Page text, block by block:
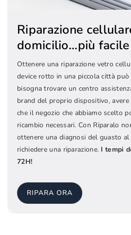
Riparazione
domicilio...più
Ottenere una riparazione vetro
device rotto in una piccola città
bisogna trovare un centro
brand del proprio dispositivo,
che il negozio che abbiamo scelto
ricambio necessari. Con Riparalo
ottenere una diagnosi del guasto
richiedere una riparazione. I tempi
72H!
RIPARA ORA